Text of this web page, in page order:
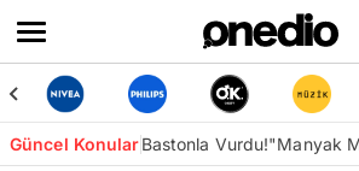
Güncel KonularBastonla Vurdu!"Manyak